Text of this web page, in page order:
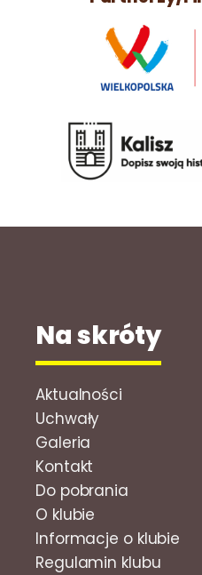
Na skróty
Aktualności
Uchwały
Galeria
Kontakt
Do pobrania
O klubie
Informacje o klubie
Regulamin klubu